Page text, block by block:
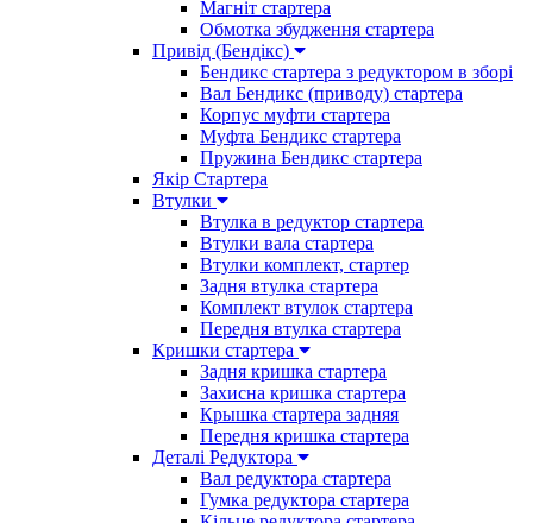
Магніт стартера
Обмотка збудження стартера
Привід (Бендікс)
Бендикс стартера з редуктором в зборі
Вал Бендикс (приводу) стартера
Корпус муфти стартера
Муфта Бендикс стартера
Пружина Бендикс стартера
Якір Стартера
Втулки
Втулка в редуктор стартера
Втулки вала стартера
Втулки комплект, стартер
Задня втулка стартера
Комплект втулок стартера
Передня втулка стартера
Кришки стартера
Задня кришка стартера
Захисна кришка стартера
Крышка стартера задняя
Передня кришка стартера
Деталі Редуктора
Вал редуктора стартера
Гумка редуктора стартера